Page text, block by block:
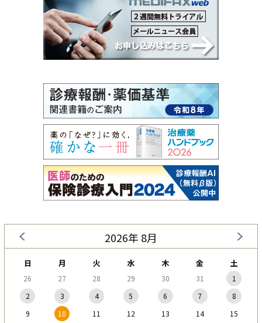
2026年 8月
日 月 火 水 木 金 土
26 27 28 29 30 31
1
2
3 4 5 6 7
8
9
10 11 12 13 14
15